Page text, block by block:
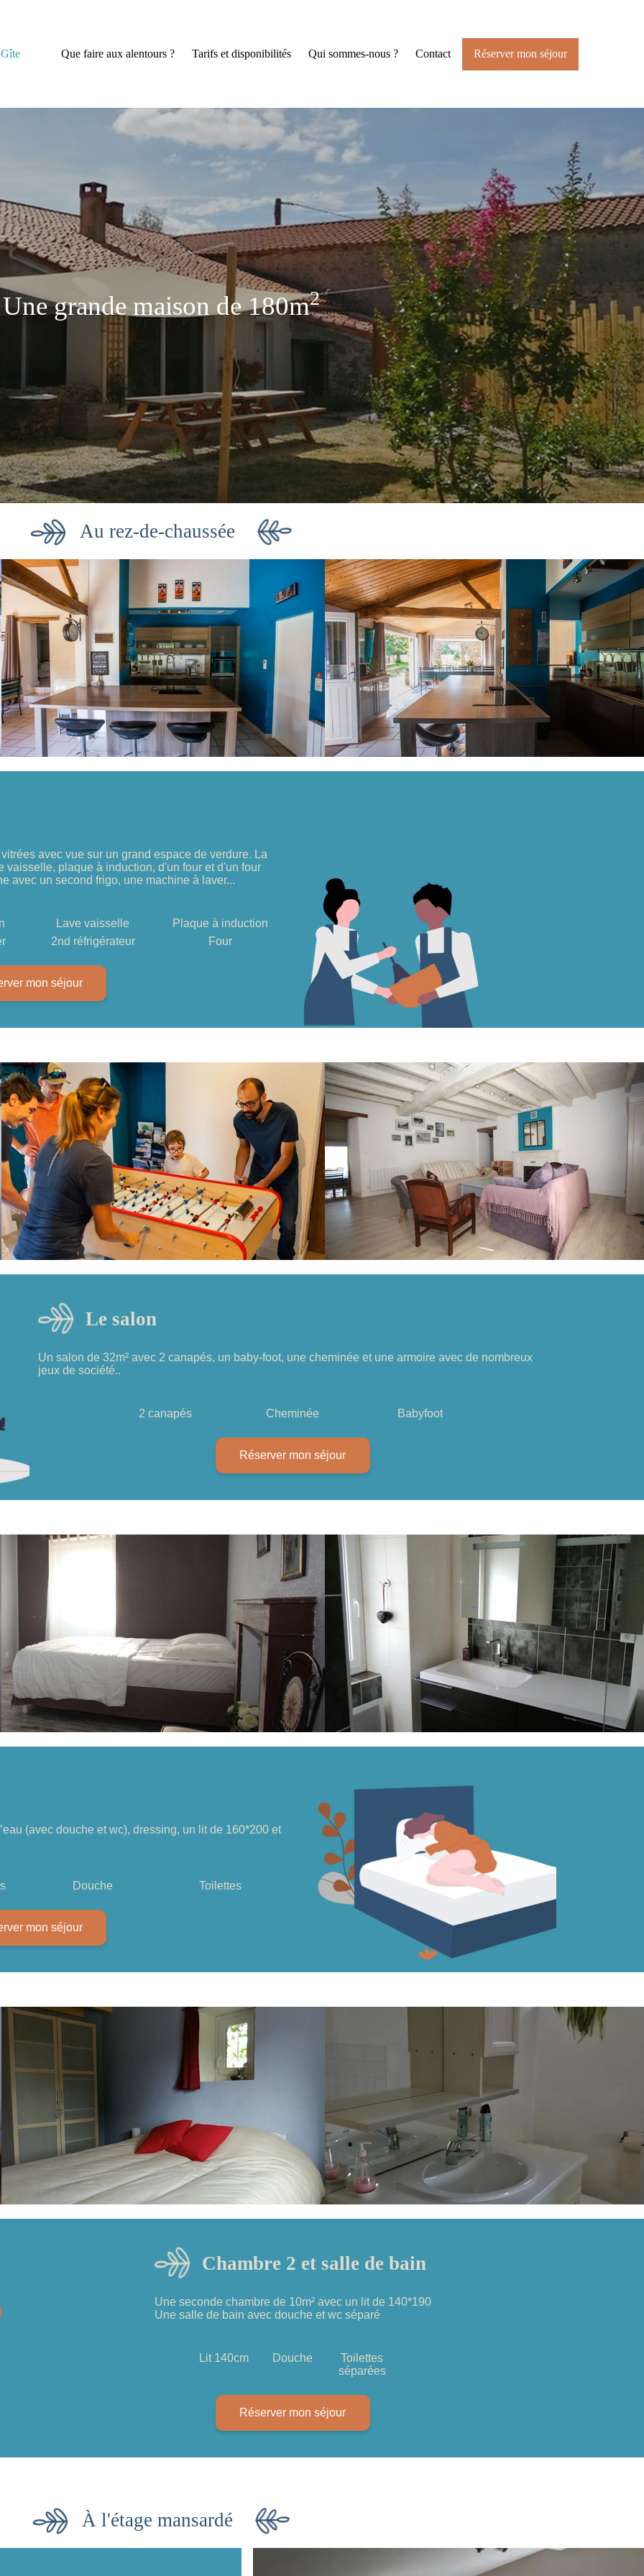
Gîte Que faire aux alentours ? Tarifs et disponibilités Qui sommes-nous ? Contact Réserver mon séjour
Une grande maison de 180m2
Au rez-de-chaussée
avec vue sur un grand espace de verdure. La
vaisselle, plaque à induction, d'un four et d'un four
avec un second frigo, une machine à laver...
Lave vaisselle
Plaque à induction
2nd réfrigérateur Four
mon séjour
Le salon
Un salon de 32m² avec 2 canapés, un baby-foot, une cheminée et une armoire avec de nombreux
jeux de société..
2 canapés Cheminée Babyfoot
Réserver mon séjour
(avec douche et wc), dressing, un lit de 160*200 et
Douche Toilettes
mon séjour
Chambre 2 et salle de bain
Une seconde chambre de 10m² avec un lit de 140*190
Une salle de bain avec douche et wc séparé
Lit 140cm Douche
Toilettes
séparées
Réserver mon séjour
À l'étage mansardé